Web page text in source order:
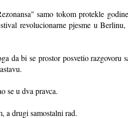
samo tokom protekle
revolucionarne pjesme u
da bi se prostor posvetio razgovoru
se u dva pravca.
a drugi samostalni rad.